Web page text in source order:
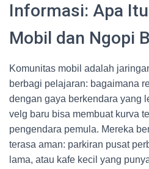
Informasi: Apa
Mobil dan Ngopi
Komunitas mobil adalah
berbagi pelajaran: bagaimana
dengan gaya berkendara yang
velg baru bisa membuat kurva
pengendara pemula. Mereka
terasa aman: parkiran pusat
lama, atau kafe kecil yang